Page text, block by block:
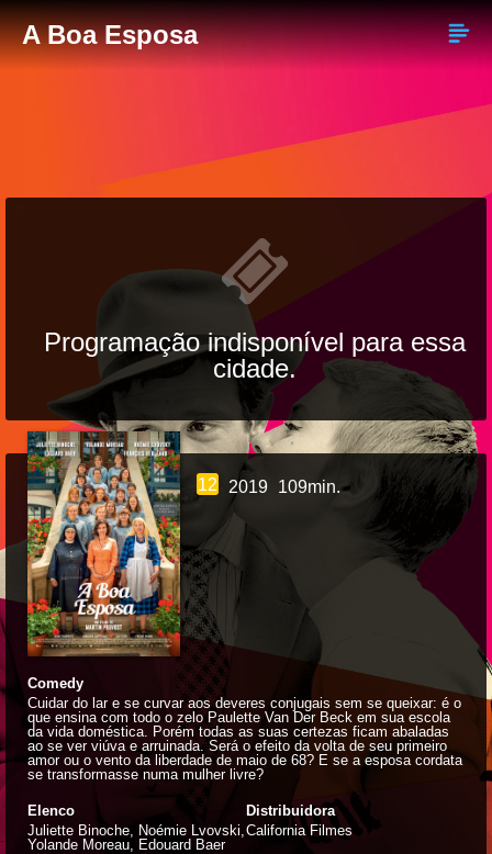
A Boa Esposa
Programação indisponível para essa
cidade.
12 2019 109min.
Comedy
Cuidar do lar e se curvar aos deveres conjugais sem se queixar: é o
que ensina com todo o zelo Paulette Van Der Beck em sua escola
da vida doméstica. Porém todas as suas certezas ficam abaladas
ao se ver viúva e arruinada. Será o efeito da volta de seu primeiro
amor ou o vento da liberdade de maio de 68? E se a esposa cordata
se transformasse numa mulher livre?
Elenco
Juliette Binoche, Noémie Lvovski,
Yolande Moreau, Edouard Baer
Distribuidora
California Filmes